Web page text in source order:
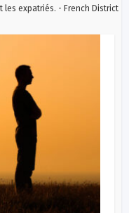
les expatriés. - French District